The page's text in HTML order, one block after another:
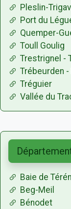
Pleslin-
Port du
Quemper-
Toull Goulig
Trestrignel -
Trébeurden
Tréguier
Vallée du
Baie de
Beg-Meil
Bénodet